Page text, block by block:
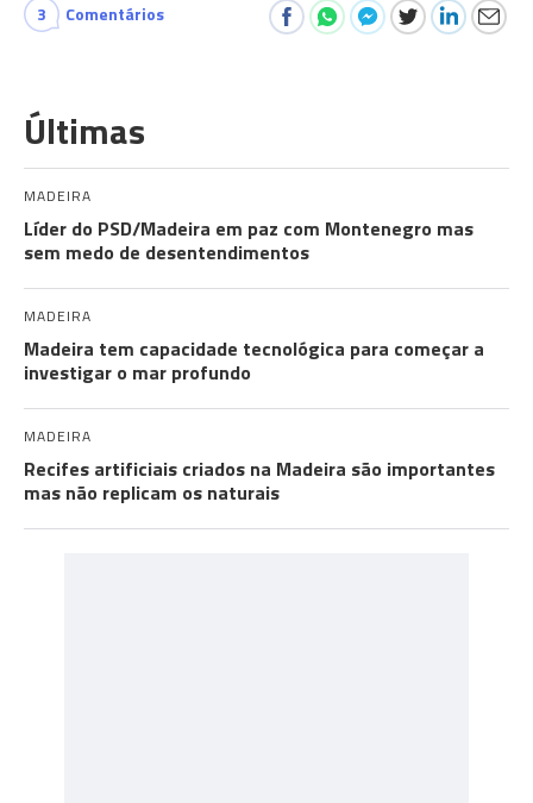
3 Comentários
Últimas
MADEIRA
Líder do PSD/Madeira em paz com Montenegro mas
sem medo de desentendimentos
MADEIRA
Madeira tem capacidade tecnológica para começar a
investigar o mar profundo
MADEIRA
Recifes artificiais criados na Madeira são importantes
mas não replicam os naturais